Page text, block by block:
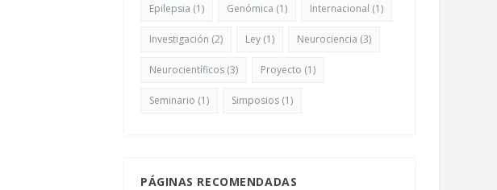
Epilepsia (1) Genómica (1) Internacional (1)
Investigación (2) Ley (1) Neurociencia (3)
Neurocientíficos (3) Proyecto (1)
Seminario (1) Simposios (1)
PÁGINAS RECOMENDADAS